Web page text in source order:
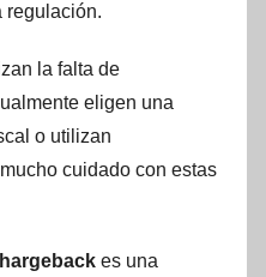
regulación.
la falta de
eligen una
o utilizan
cuidado con estas
es una